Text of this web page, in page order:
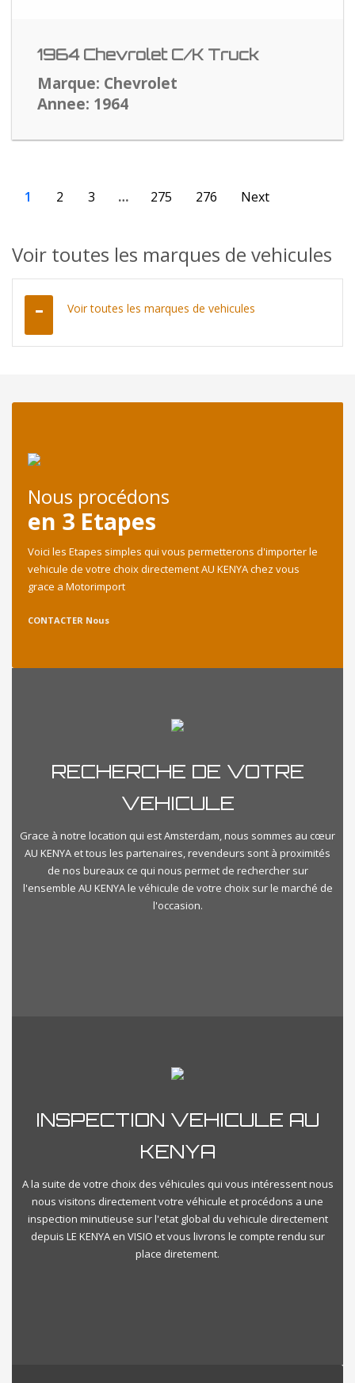
1964 Chevrolet C/K Truck
Marque: Chevrolet
Annee: 1964
1 2 3 … 275 276 Next
Voir toutes les marques de vehicules
Voir toutes les marques de vehicules
Nous procédons
en 3 Etapes
Voici les Etapes simples qui vous permetterons d'importer le
vehicule de votre choix directement AU KENYA chez vous
grace a Motorimport
CONTACTER Nous
RECHERCHE DE VOTRE
VEHICULE
Grace à notre location qui est Amsterdam, nous sommes au cœur
AU KENYA et tous les partenaires, revendeurs sont à proximités
de nos bureaux ce qui nous permet de rechercher sur
l'ensemble AU KENYA le véhicule de votre choix sur le marché de
l'occasion.
INSPECTION VEHICULE AU
KENYA
A la suite de votre choix des véhicules qui vous intéressent nous
nous visitons directement votre véhicule et procédons a une
inspection minutieuse sur l'etat global du vehicule directement
depuis LE KENYA en VISIO et vous livrons le compte rendu sur
place diretement.